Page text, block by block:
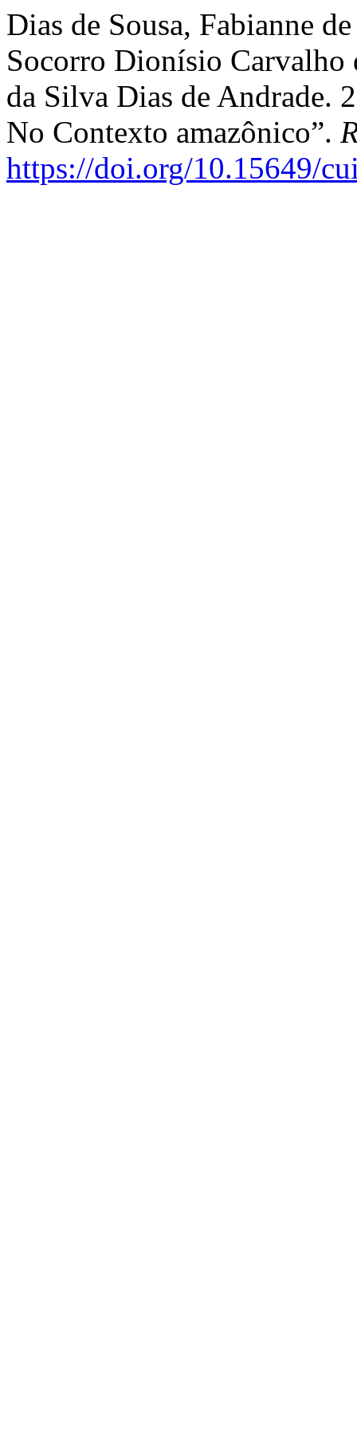
Dias de Sousa, Fabianne
Socorro Dionísio Carvalho
da Silva Dias de Andrade.
No Contexto amazônico”.
https://doi.org/10.15649/